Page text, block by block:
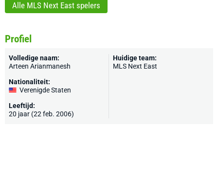
Alle MLS Next East spelers
Profiel
Volledige naam:
Arteen Arianmanesh
Nationaliteit:
Verenigde Staten
Leeftijd:
20 jaar (22 feb. 2006)
Huidige team:
MLS Next East